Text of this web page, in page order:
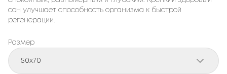
сон улучшает способность организма к быстрой
регенерации.
Размер
50x70